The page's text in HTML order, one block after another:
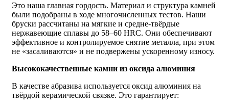
Это наша главная гордость. Материал и структура камней
были подобраны в ходе многочисленных тестов. Наши
бруски рассчитаны на мягкие и средне-твёрдые
нержавеющие сплавы до 58–60 HRC. Они обеспечивают
эффективное и контролируемое снятие металла, при этом
не «засаливаются» и не подвержены ускоренному износу.
Высококачественные камни из оксида алюминия
В качестве абразива используется оксид алюминия на
твёрдой керамической связке. Это гарантирует: